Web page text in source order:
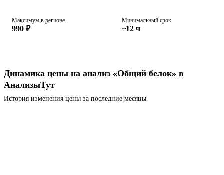
Максимум в регионе
990 ₽
Минимальный срок
~12 ч
Динамика цены на анализ «Общий белок» в
АнализыТут
История изменения цены за последние месяцы